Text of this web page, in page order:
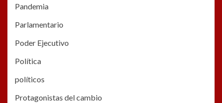
Pandemia
Parlamentario
Poder Ejecutivo
Política
políticos
Protagonistas del cambio